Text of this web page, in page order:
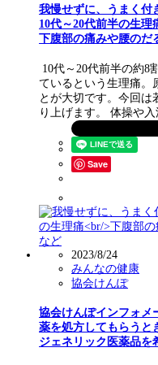
我慢せずに、うまく付
10代～20代前半の生理
下腹部の痛みや腰のだ
10代～20代前半の約8
ているという生理痛。
とが大切です。今回は
り上げます。 体操や
Save
2023/8/24
みんなの健康
協会けんぽ
協会けんぽインフォメ
薬を処方してもらうと
ジェネリック医薬品を